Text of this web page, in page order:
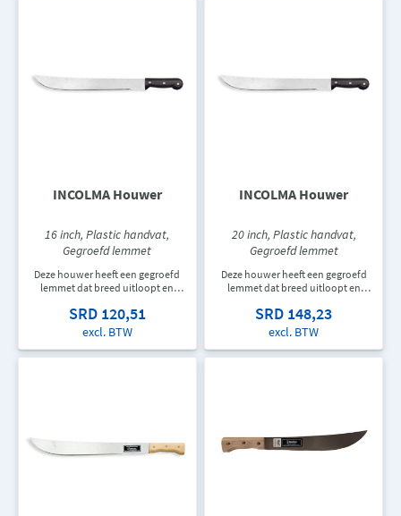
INCOLMA Houwer
16 inch, Plastic handvat,
Gegroefd lemmet
Deze houwer heeft een gegroefd
lemmet dat breed uitloopt en
heeft een afgerond zwart plastic
handvat en is 406 mm lang.
SRD 120,51
excl. BTW
INCOLMA Houwer
20 inch, Plastic handvat,
Gegroefd lemmet
Deze houwer heeft een gegroefd
lemmet dat breed uitloopt en
heeft een afgerond zwart plastic
handvat en is 508 mm lang.
SRD 148,23
excl. BTW